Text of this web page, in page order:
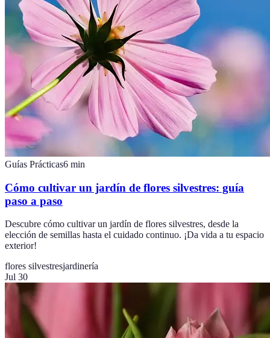
Guías Prácticas6 min
Cómo cultivar un jardín de flores silvestres: guía
paso a paso
Descubre cómo cultivar un jardín de flores silvestres, desde la
elección de semillas hasta el cuidado continuo. ¡Da vida a tu espacio
exterior!
flores silvestresjardinería
Jul 30